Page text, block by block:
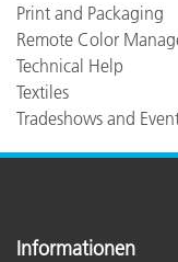
Print and Packaging
Remote Color
Technical Help
Textiles
Tradeshows and
Informationen